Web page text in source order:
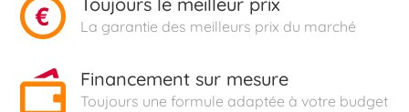
La garantie des meilleurs prix du marché
Financement sur mesure
Toujours une formule adaptée à votre budget